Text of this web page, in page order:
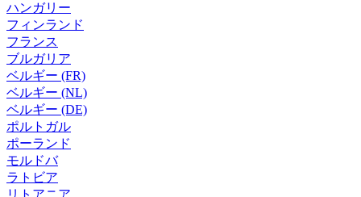
ハンガリー
フィンランド
フランス
ブルガリア
ベルギー (FR)
ベルギー (NL)
ベルギー (DE)
ポルトガル
ポーランド
モルドバ
ラトビア